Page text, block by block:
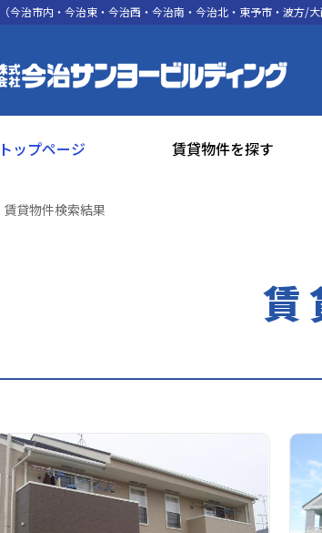
今治市内・今治東・今治西・今治南・今治北・東予市・波方/
トップページ 賃貸物件を探す
賃貸物件検索結果
賃